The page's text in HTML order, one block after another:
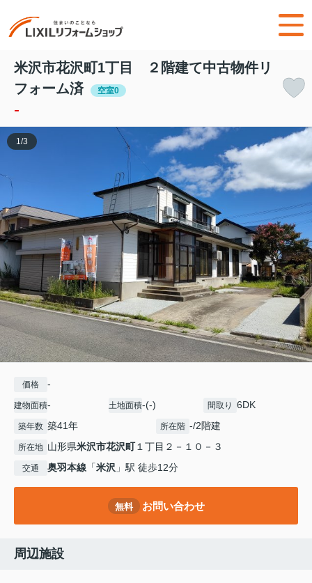
米沢市花沢町1丁目 ２階建て中古物件リ
フォーム済
空室0
-
1 /3
価格 -
建物面積- 土地面積-(-) 間取り 6DK
築年数 築41年 所在階 -/2階建
所在地 山形県米沢市花沢町１丁目２－１０－３
交通 奥羽本線 「米沢 」駅 徒歩12分
無料 お問い合わせ
周辺施設